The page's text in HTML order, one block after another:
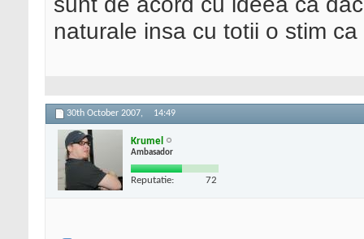
naturale insa cu totii o stim
30th October 2007, 14:49
Krumel
Ambasador
Reputatie: 72